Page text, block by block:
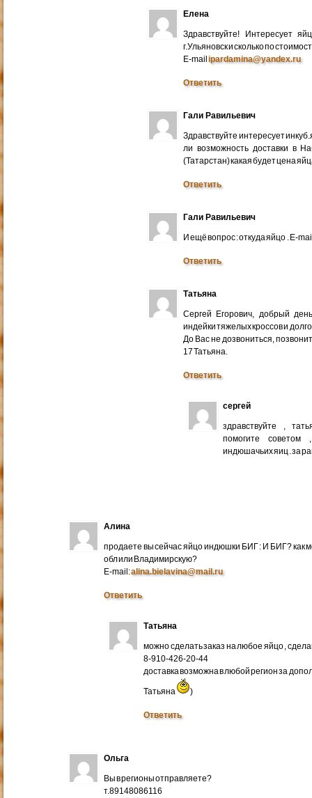
Елена
Здравствуйте! Интересует
г.Ульяновск и сколько по
E-mailipardamina@yandex.ru
Ответить
Гали Равильевич
Здравствуйте интересует
ли возможность доставки в
(Татарстан) какая будет цена
Ответить
Гали Равильевич
И ещё вопрос : откуда яйцо . E-
Ответить
Татьяна
Сергей Егорович, добрый
индейки тяжелых кроссов и
До Вас не дозвониться,
17 Татьяна.
Ответить
сергей
здравствуйте ,
помогите
индюшачьих яиц . за
Алина
продаете вы сейчас яйцо индюшки БИГ : И БИГ? как
обл или Владимирскую?
E-mail:alina.bielavina@mail.ru
Ответить
Татьяна
можно сделать заказ на любое яйцо ,
8-910-426-20-44
доставка возможна в любой регион за
Татьяна )
Ответить
Ольга
Вы в регионы отправляете?
т.89148086116